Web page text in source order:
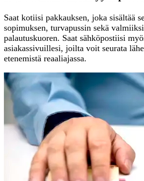
Saat kotiisi pakkauksen, joka sisältää
sopimuksen, turvapussin sekä
palautuskuoren. Saat sähköpostiisi
asiakassivuillesi, joilta voit seurata
etenemistä reaaliajassa.